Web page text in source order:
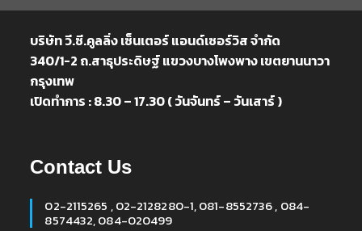
บริษัท วี.ซี.คูลลิ่ง เซ็นเตอร์ แอนด์เซอร์วิส จำกัด
340/1-2 ถ.สาธุประดิษฐ์ แขวงบางโพงพาง เขตยานนาวา
กรุงเทพ
เปิดทำการ : 8.30 – 17.30 ( วันจันทร์ – วันเสาร์ )
Contact Us
02-2115265 , 02-2128280-1, 081-8552736 , 084-
8574432, 084-020499